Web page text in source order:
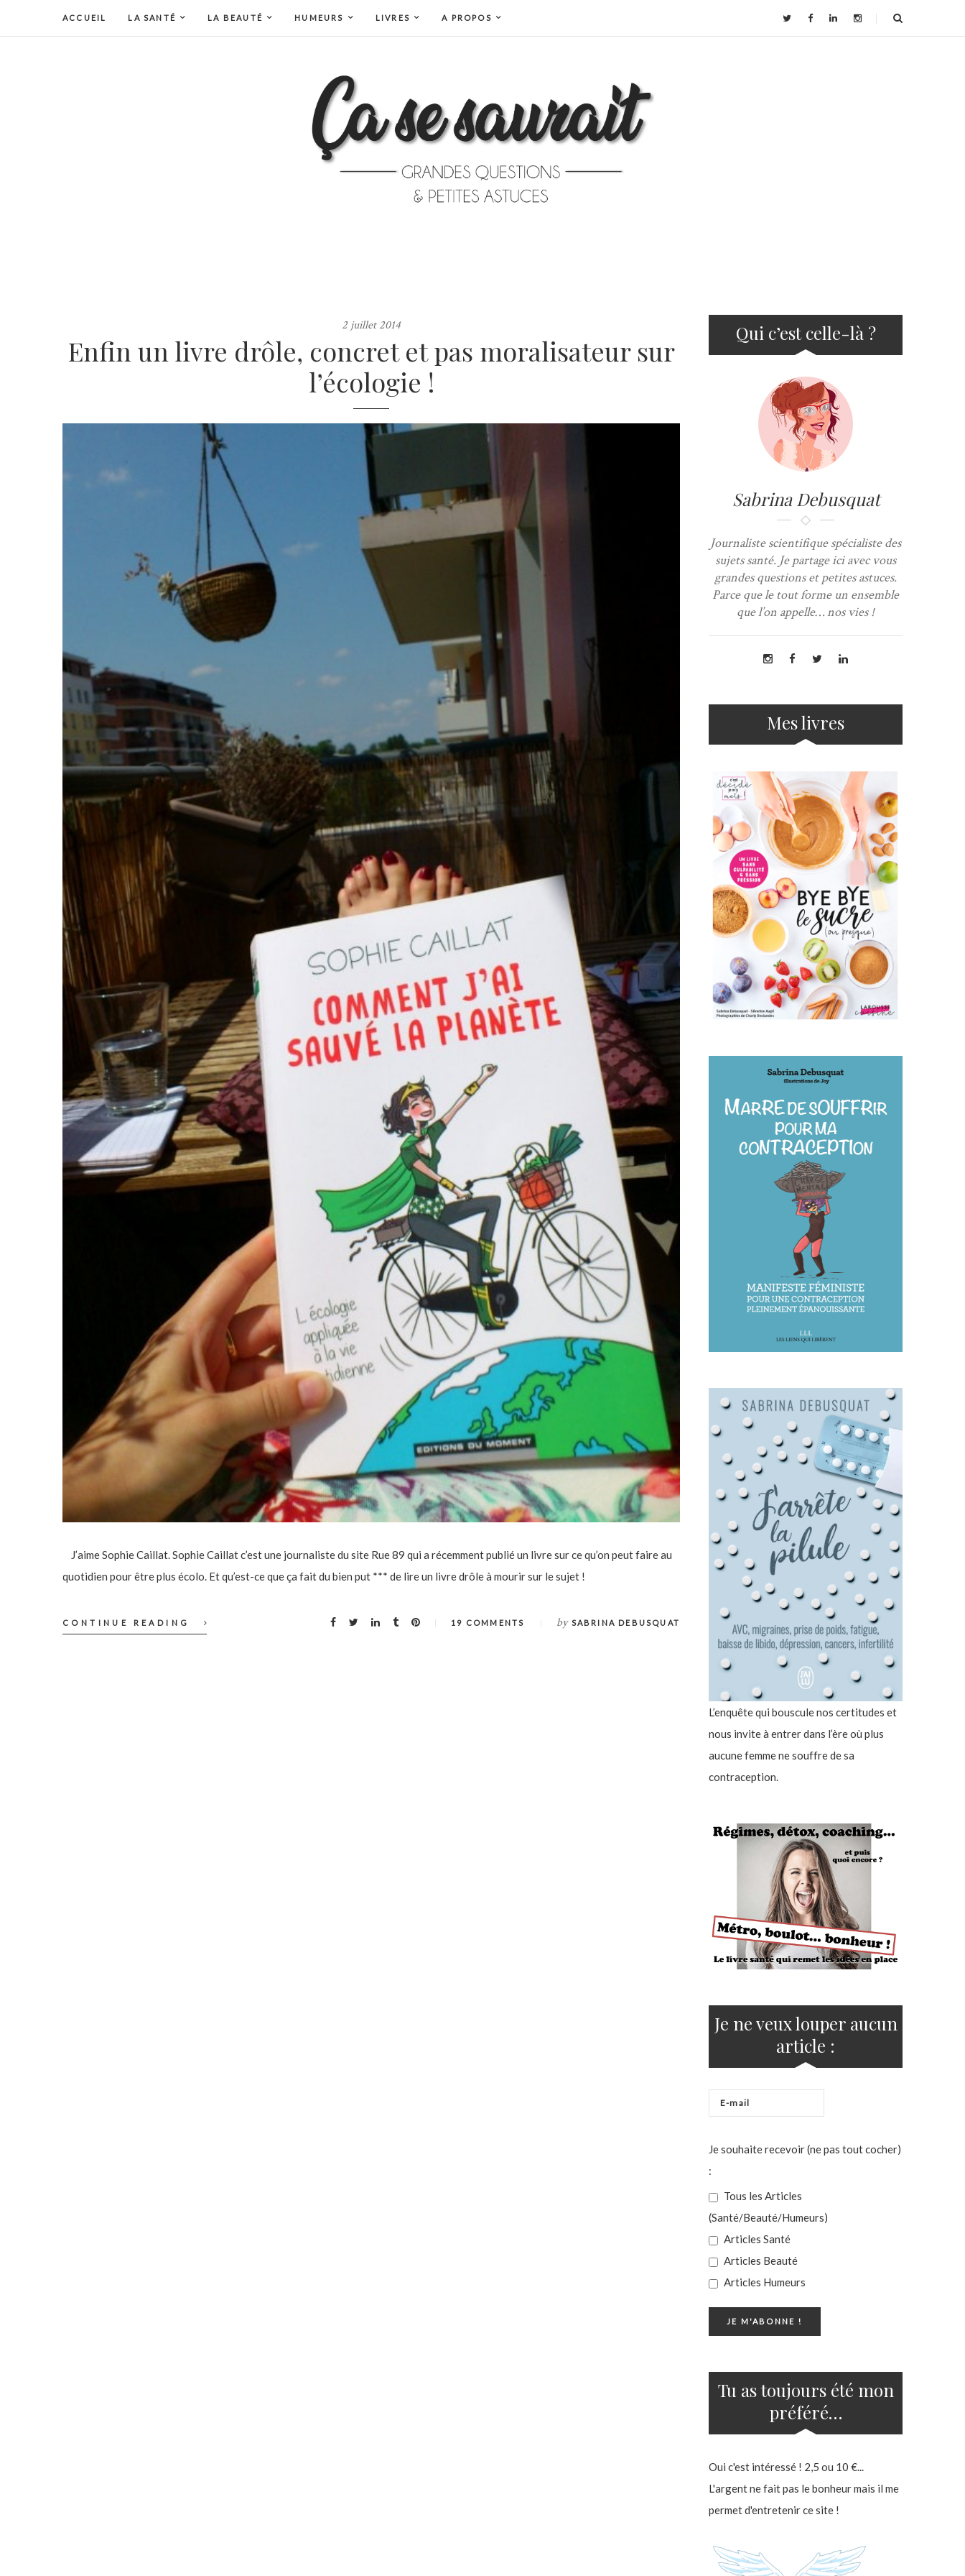
ACCUEIL LA SANTÉ LA BEAUTÉ HUMEURS LIVRES A PROPOS
2 juillet 2014
Enfin un livre drôle, concret et pas moralisateur sur
l’écologie !
J’aime Sophie Caillat. Sophie Caillat c’est une journaliste du site Rue 89 qui a récemment publié un livre sur ce qu’on peut faire au
quotidien pour être plus écolo. Et qu’est-ce que ça fait du bien put *** de lire un livre drôle à mourir sur le sujet !
CONTINUE READING 19 COMMENTS by SABRINA DEBUSQUAT
Qui c’est celle-là ?
Sabrina Debusquat
Journaliste scientifique spécialiste des
sujets santé. Je partage ici avec vous
grandes questions et petites astuces.
Parce que le tout forme un ensemble
que l’on appelle… nos vies !
Mes livres
L’enquête qui bouscule nos certitudes et
nous invite à entrer dans l’ère où plus
aucune femme ne souffre de sa
contraception.
Je ne veux louper aucun
article :
Je souhaite recevoir (ne pas tout cocher)
:
Tous les Articles
(Santé/Beauté/Humeurs)
Articles Santé
Articles Beauté
Articles Humeurs
Tu as toujours été mon
préféré…
Oui c'est intéressé ! 2,5 ou 10 €...
L'argent ne fait pas le bonheur mais il me
permet d'entretenir ce site !